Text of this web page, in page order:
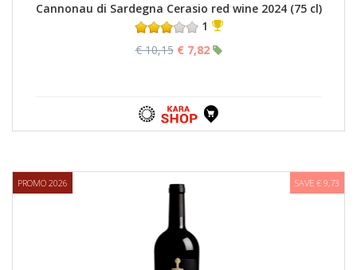
Cannonau di Sardegna Cerasio red wine 2024 (75 cl)
1
€ 10,15 € 7,82
PROMO 2026 SAVE € 9,73